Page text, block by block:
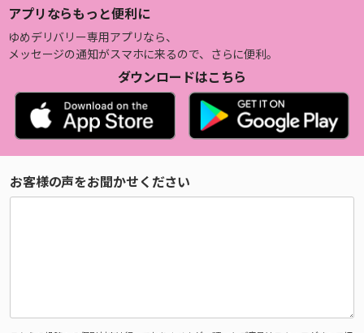
アプリならもっと便利に
ゆめデリバリー専用アプリなら、
メッセージの通知がスマホに来るので、さらに便利。
ダウンロードはこちら
お客様の声をお聞かせください